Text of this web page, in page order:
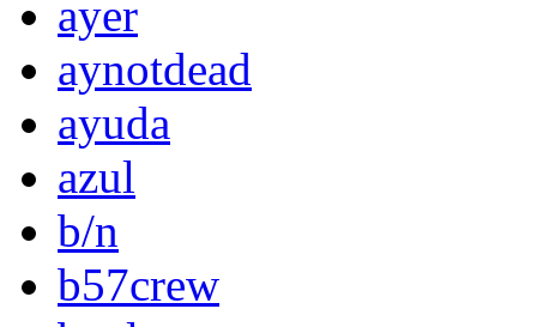
ayer
aynotdead
ayuda
azul
b/n
b57crew